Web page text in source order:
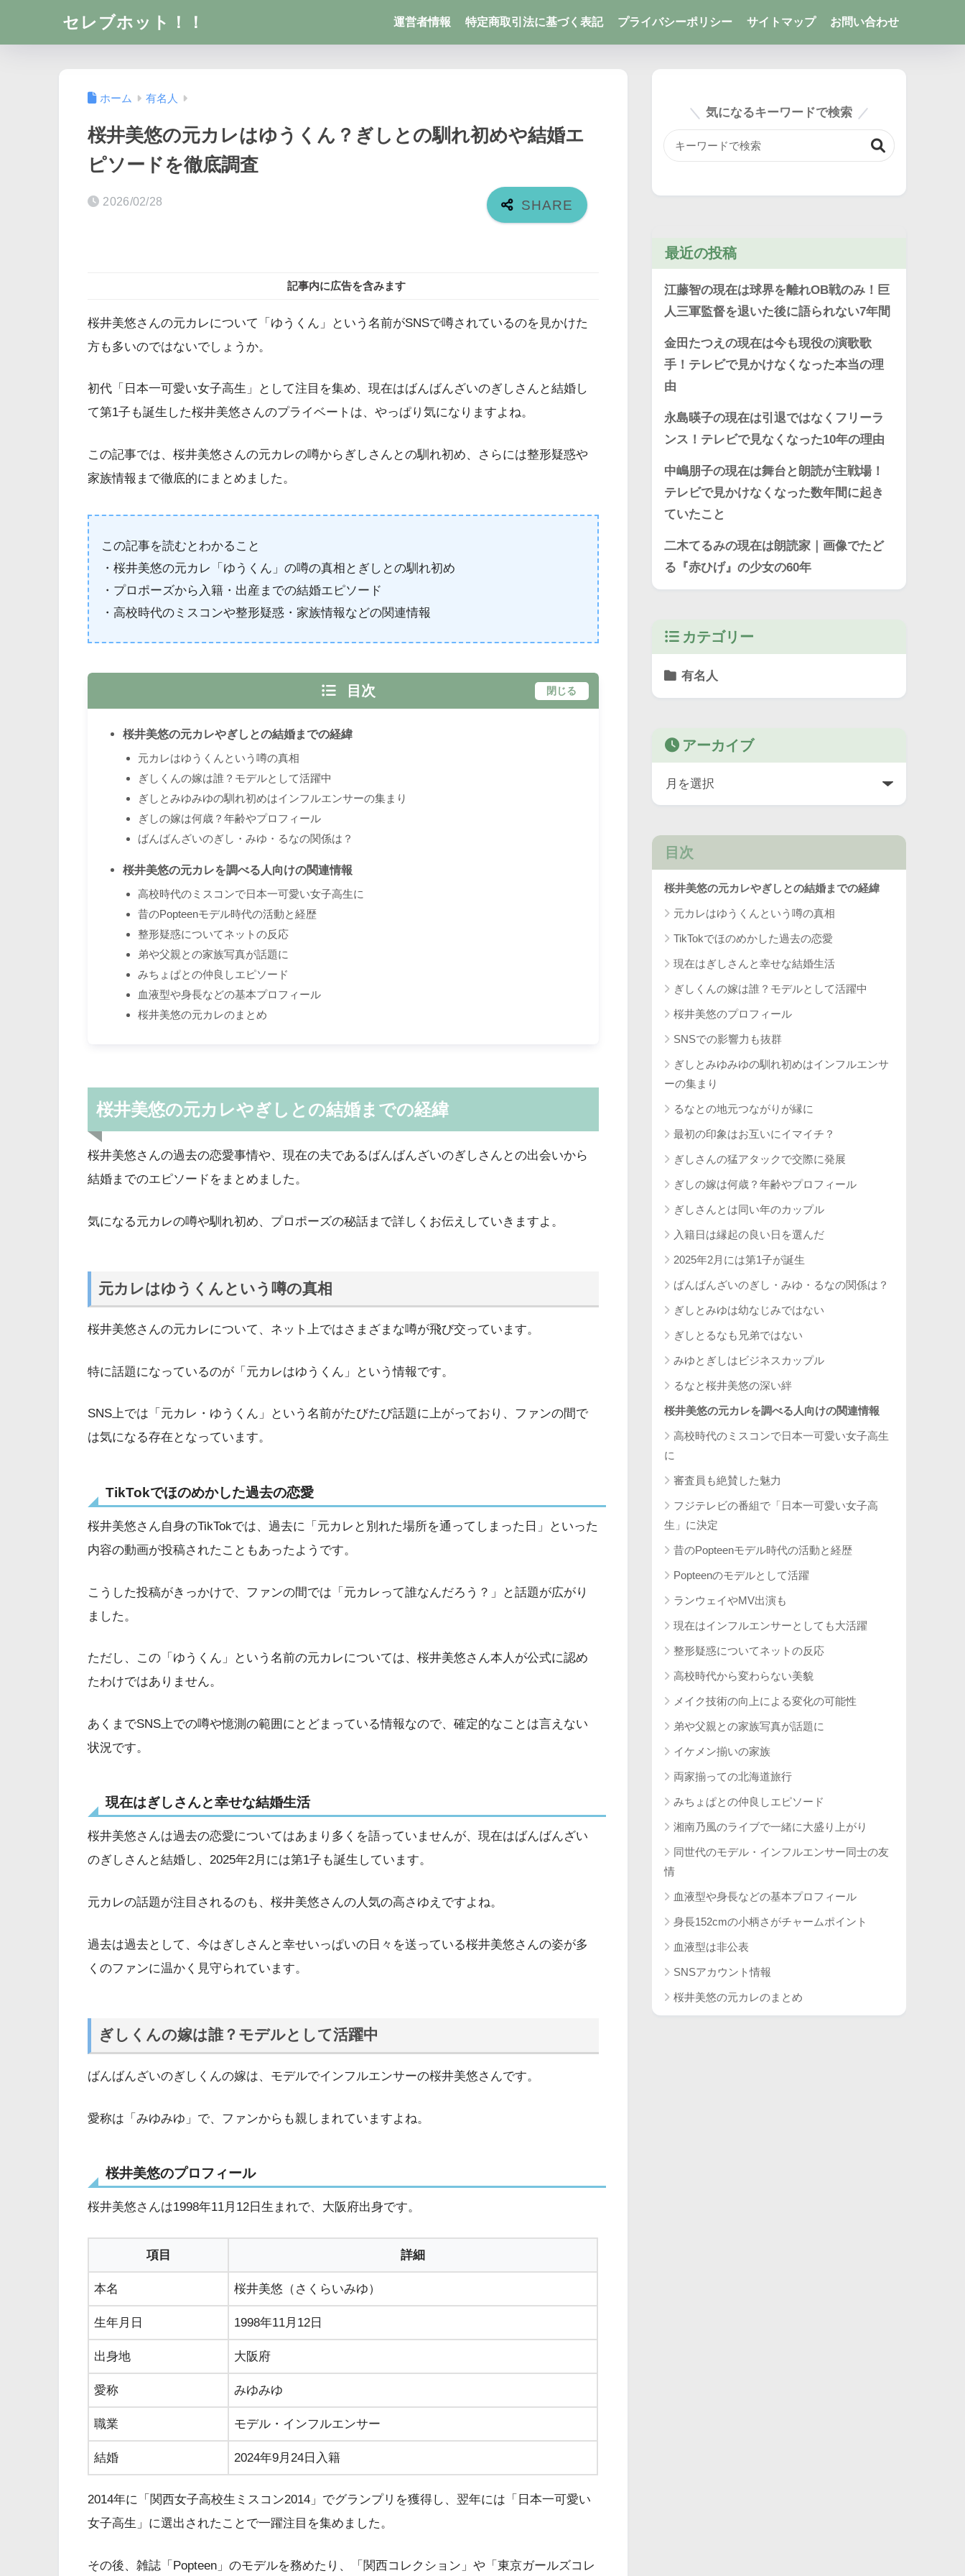
セレブホット！！ 運営者情報 特定商取引法に基づく表記 プライバシーポリシー サイトマップ お問い合わせ
ホーム 有名人
桜井美悠の元カレはゆうくん？ぎしとの馴れ初めや結婚エ
ピソードを徹底調査
2026/02/28
記事内に広告を含みます
桜井美悠さんの元カレについて「ゆうくん」という名前がSNSで噂されているのを見かけた
方も多いのではないでしょうか。
初代「日本一可愛い女子高生」として注目を集め、現在はばんばんざいのぎしさんと結婚し
て第1子も誕生した桜井美悠さんのプライベートは、やっぱり気になりますよね。
この記事では、桜井美悠さんの元カレの噂からぎしさんとの馴れ初め、さらには整形疑惑や
家族情報まで徹底的にまとめました。
この記事を読むとわかること
・桜井美悠の元カレ「ゆうくん」の噂の真相とぎしとの馴れ初め
・プロポーズから入籍・出産までの結婚エピソード
・高校時代のミスコンや整形疑惑・家族情報などの関連情報
目次 閉じる
桜井美悠の元カレやぎしとの結婚までの経緯
元カレはゆうくんという噂の真相
ぎしくんの嫁は誰？モデルとして活躍中
ぎしとみゆみゆの馴れ初めはインフルエンサーの集まり
ぎしの嫁は何歳？年齢やプロフィール
ばんばんざいのぎし・みゆ・るなの関係は？
桜井美悠の元カレを調べる人向けの関連情報
高校時代のミスコンで日本一可愛い女子高生に
昔のPopteenモデル時代の活動と経歴
整形疑惑についてネットの反応
弟や父親との家族写真が話題に
みちょぱとの仲良しエピソード
血液型や身長などの基本プロフィール
桜井美悠の元カレのまとめ
桜井美悠の元カレやぎしとの結婚までの経緯
桜井美悠さんの過去の恋愛事情や、現在の夫であるばんばんざいのぎしさんとの出会いから
結婚までのエピソードをまとめました。
気になる元カレの噂や馴れ初め、プロポーズの秘話まで詳しくお伝えしていきますよ。
元カレはゆうくんという噂の真相
桜井美悠さんの元カレについて、ネット上ではさまざまな噂が飛び交っています。
特に話題になっているのが「元カレはゆうくん」という情報です。
SNS上では「元カレ・ゆうくん」という名前がたびたび話題に上がっており、ファンの間で
は気になる存在となっています。
TikTokでほのめかした過去の恋愛
桜井美悠さん自身のTikTokでは、過去に「元カレと別れた場所を通ってしまった日」といった
内容の動画が投稿されたこともあったようです。
こうした投稿がきっかけで、ファンの間では「元カレって誰なんだろう？」と話題が広がり
ました。
ただし、この「ゆうくん」という名前の元カレについては、桜井美悠さん本人が公式に認め
たわけではありません。
あくまでSNS上での噂や憶測の範囲にとどまっている情報なので、確定的なことは言えない
状況です。
現在はぎしさんと幸せな結婚生活
桜井美悠さんは過去の恋愛についてはあまり多くを語っていませんが、現在はばんばんざい
のぎしさんと結婚し、2025年2月には第1子も誕生しています。
元カレの話題が注目されるのも、桜井美悠さんの人気の高さゆえですよね。
過去は過去として、今はぎしさんと幸せいっぱいの日々を送っている桜井美悠さんの姿が多
くのファンに温かく見守られています。
ぎしくんの嫁は誰？モデルとして活躍中
ばんばんざいのぎしくんの嫁は、モデルでインフルエンサーの桜井美悠さんです。
愛称は「みゆみゆ」で、ファンからも親しまれていますよね。
桜井美悠のプロフィール
桜井美悠さんは1998年11月12日生まれで、大阪府出身です。
項目 詳細
本名 桜井美悠（さくらいみゆ）
生年月日 1998年11月12日
出身地 大阪府
愛称 みゆみゆ
職業 モデル・インフルエンサー
結婚 2024年9月24日入籍
2014年に「関西女子高校生ミスコン2014」でグランプリを獲得し、翌年には「日本一可愛い
女子高生」に選出されたことで一躍注目を集めました。
その後、雑誌「Popteen」のモデルを務めたり、「関西コレクション」や「東京ガールズコレ
気になるキーワードで検索
最近の投稿
江藤智の現在は球界を離れOB戦のみ！巨
人三軍監督を退いた後に語られない7年間
金田たつえの現在は今も現役の演歌歌
手！テレビで見かけなくなった本当の理
由
永島暎子の現在は引退ではなくフリーラ
ンス！テレビで見なくなった10年の理由
中嶋朋子の現在は舞台と朗読が主戦場！
テレビで見かけなくなった数年間に起き
ていたこと
二木てるみの現在は朗読家｜画像でたど
る『赤ひげ』の少女の60年
カテゴリー
有名人
アーカイブ
目次
桜井美悠の元カレやぎしとの結婚までの経緯
元カレはゆうくんという噂の真相
TikTokでほのめかした過去の恋愛
現在はぎしさんと幸せな結婚生活
ぎしくんの嫁は誰？モデルとして活躍中
桜井美悠のプロフィール
SNSでの影響力も抜群
ぎしとみゆみゆの馴れ初めはインフルエンサ
ーの集まり
るなとの地元つながりが縁に
最初の印象はお互いにイマイチ？
ぎしさんの猛アタックで交際に発展
ぎしの嫁は何歳？年齢やプロフィール
ぎしさんとは同い年のカップル
入籍日は縁起の良い日を選んだ
2025年2月には第1子が誕生
ばんばんざいのぎし・みゆ・るなの関係は？
ぎしとみゆは幼なじみではない
ぎしとるなも兄弟ではない
みゆとぎしはビジネスカップル
るなと桜井美悠の深い絆
桜井美悠の元カレを調べる人向けの関連情報
高校時代のミスコンで日本一可愛い女子高生
に
審査員も絶賛した魅力
フジテレビの番組で「日本一可愛い女子高
生」に決定
昔のPopteenモデル時代の活動と経歴
Popteenのモデルとして活躍
ランウェイやMV出演も
現在はインフルエンサーとしても大活躍
整形疑惑についてネットの反応
高校時代から変わらない美貌
メイク技術の向上による変化の可能性
弟や父親との家族写真が話題に
イケメン揃いの家族
両家揃っての北海道旅行
みちょぱとの仲良しエピソード
湘南乃風のライブで一緒に大盛り上がり
同世代のモデル・インフルエンサー同士の友
情
血液型や身長などの基本プロフィール
身長152cmの小柄さがチャームポイント
血液型は非公表
SNSアカウント情報
桜井美悠の元カレのまとめ